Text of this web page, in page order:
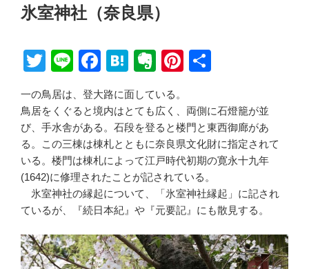
稿
日:
氷室神社（奈良県）
T
wi
tt
er
Li
n
e
F
a
c
e
b
o
o
k
H
at
e
n
a
E
er
n
ot
e
Pi
er
e
st
一の鳥居は、登大路に面している。
鳥居をくぐると境内はとても広く、両側に石燈籠が並
び、手水舎がある。石段を登ると楼門と東西御廊があ
る。この三棟は棟札とともに奈良県文化財に指定されて
いる。楼門は棟札によって江戸時代初期の寛永十九年
(1642)に修理されたことが記されている。
氷室神社の縁起について、「氷室神社縁起」に記され
ているが、『続日本紀』や『元要記』にも散見する。